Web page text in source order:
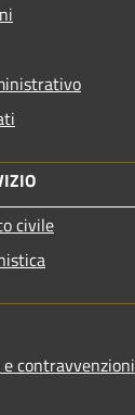
civile
contravvenzioni